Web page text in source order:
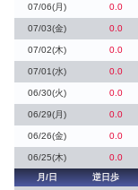
07/06(月) 0.0
07/03(金) 0.0
07/02(木) 0.0
07/01(水) 0.0
06/30(火) 0.0
06/29(月) 0.0
06/26(金) 0.0
06/25(木) 0.0
月/日
逆日歩